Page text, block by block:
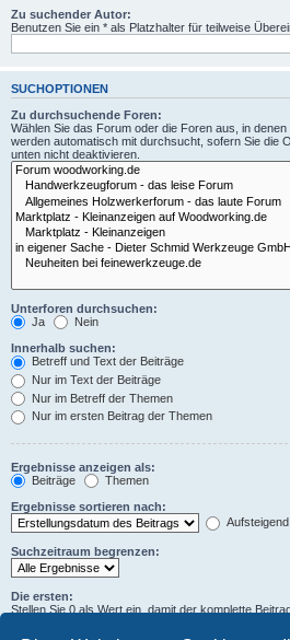
Zu suchender Autor:
Benutzen Sie ein * als Platzhalter für teilweise
SUCHOPTIONEN
Zu durchsuchende Foren:
Wählen Sie das Forum oder die Foren aus, in
werden automatisch mit durchsucht, sofern Sie die
unten nicht deaktivieren.
Unterforen durchsuchen:
Ja
Nein
Innerhalb suchen:
Betreff und Text der Beiträge
Nur im Text der Beiträge
Nur im Betreff der Themen
Nur im ersten Beitrag der Themen
Ergebnisse anzeigen als:
Beiträge
Themen
Ergebnisse sortieren nach:
Aufsteigend
Suchzeitraum begrenzen:
Die ersten:
Stellen Sie 0 als Wert ein, damit der komplette